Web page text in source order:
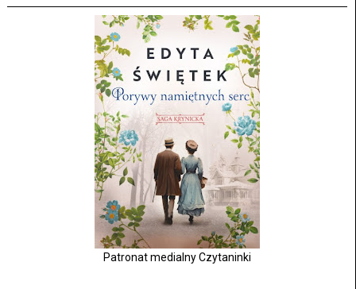
Patronat medialny Czytaninki